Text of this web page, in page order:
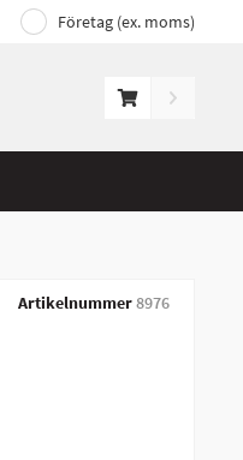
Företag (ex. moms)
Artikelnummer8976